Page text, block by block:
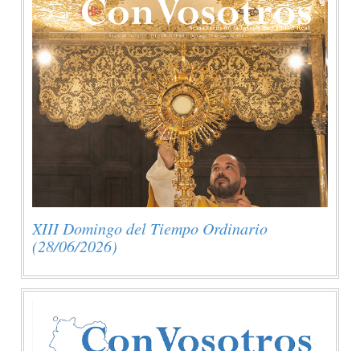
XIII Domingo del Tiempo Ordinario
(28/06/2026)